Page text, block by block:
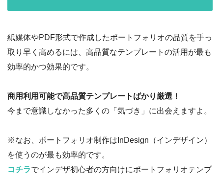
紙媒体やPDF形式で作成したポートフォリオの品質を手っ
取り早く高めるには、高品質なテンプレートの活用が最も
効率的かつ効果的です。
商用利用可能で高品質テンプレートばかり厳選！
今まで意識しなかった多くの「気づき」に出会えますよ。
※なお、ポートフォリオ制作はInDesign（インデザイン）
を使うのが最も効率的です。
コチラでインデザ初心者の方向けにポートフォリオテンプ